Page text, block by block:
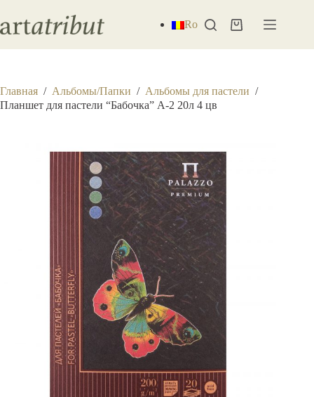
сути
Ro Корзина
Главная / Альбомы/Папки / Альбомы для пастели /
Планшет для пастели “Бабочка” А-2 20л 4 цв